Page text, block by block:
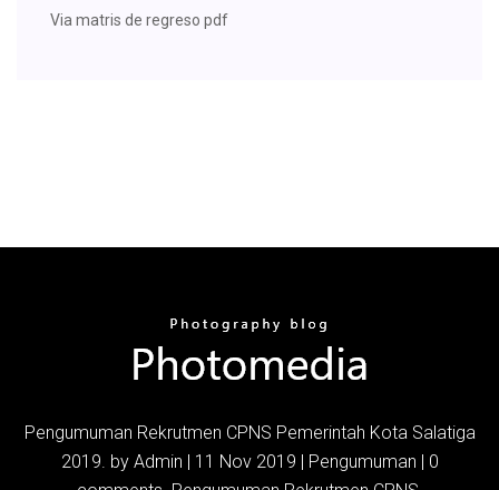
Via matris de regreso pdf
Pengumuman Rekrutmen CPNS Pemerintah Kota Salatiga
2019. by Admin | 11 Nov 2019 | Pengumuman | 0